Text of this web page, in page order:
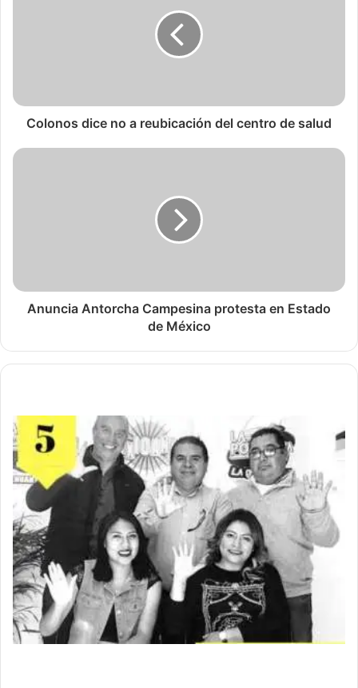
Colonos dice no a reubicación del centro de salud
Anuncia Antorcha Campesina protesta en Estado
de México